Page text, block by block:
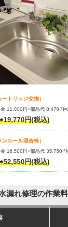
設置)
用（バンド止
・埋め戻し作
VP・HI）使
VP・HI）使
グ鋼管・銅
/3ｍまで)
3ｍ超え)
埋め戻し作
理・清掃・修
ど（軽作業）
理・清掃・修
ど（中作業）
理・清掃・修
ど（重作業）
トリッジ交換）
11,000円+部品代 8,470円
円(税込)
ホール混合栓）
16,500円+部品代 35,750
円(税込)
漏れ修理の作業